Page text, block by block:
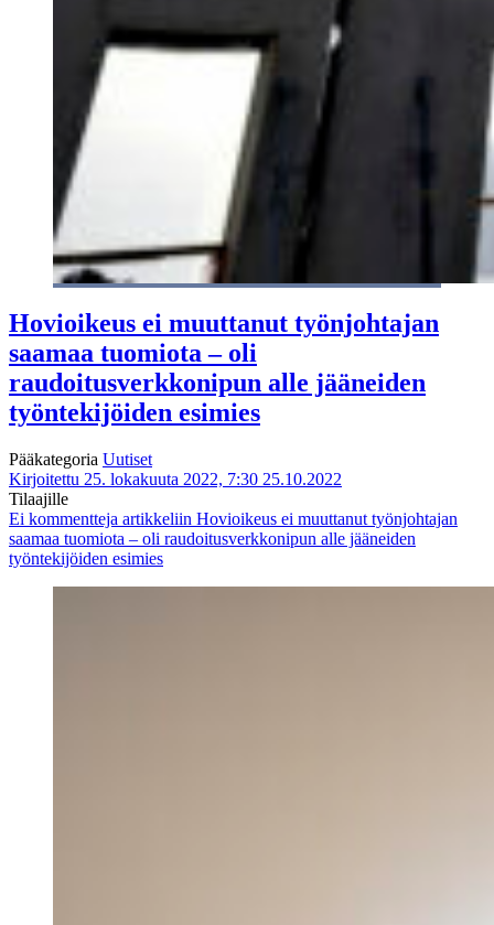
Hovioikeus ei muuttanut työnjohtajan
saamaa tuomiota – oli
raudoitusverkkonipun alle jääneiden
työntekijöiden esimies
Pääkategoria Uutiset
Kirjoitettu 25. lokakuuta 2022, 7:30 25.10.2022
Tilaajille
Ei kommentteja artikkeliin Hovioikeus ei muuttanut työnjohtajan
saamaa tuomiota – oli raudoitusverkkonipun alle jääneiden
työntekijöiden esimies